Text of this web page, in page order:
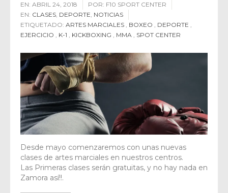
EN: ABRIL 24, 2018 POR: F10 SPORT CENTER
EN: CLASES, DEPORTE, NOTICIAS
ETIQUETADO: ARTES MARCIALES , BOXEO , DEPORTE ,
EJERCICIO , K-1 , KICKBOXING , MMA , SPOT CENTER
Desde mayo comenzaremos con unas nuevas
clases de artes marciales en nuestros centros.
Las Primeras clases serán gratuitas, y no hay nada en
Zamora así!!.